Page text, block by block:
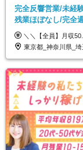
完全反響営業/未経
残業ほぼなし/完全
収50万円スタート
回
＼＼【全員】月収50.1万円保証！／／ 月給30.1万円＋インセン＋特別手当20万円(半年間)＋賞与 ※経験者は優遇いたします（研修も免除の場合有） ※固定残業代:7万4000円以上/月45時間分を含む ※固定残業代は残業がない場合も支給し、超過分は別途支給します ■入社後5日間研修を実施 研修中のテスト（ロープレ、商材知識）合格で研修生卒業となり翌月からインセンティブの対象に。 ロープレは細かな評価基準があり、顧客満足度をキープするため非常に重要なテストです。 ※4カ月目以降も不合格の場合、月給28.3万円／1カ月以内合格率100％ ＜平均年収＞ ◆一般メンバー ：625万円 ◆店長（管理職）：
東京都_神奈川県_埼玉県_千葉県_大阪府_愛知県_北海道_青森県_岩手県_宮城県_秋田県_山形県_福島県_茨城県_栃木県_群馬県_新潟県_山梨県_長野県_富山県_石川県_福井県_静岡県_岐阜県_三重県_兵庫県_京都府_滋賀県_奈良県_和歌山県_広島県_岡山県_鳥取県_島根県_山口県_徳島県_香川県_愛媛県_高知県_福岡県_熊本県_佐賀県_長崎県